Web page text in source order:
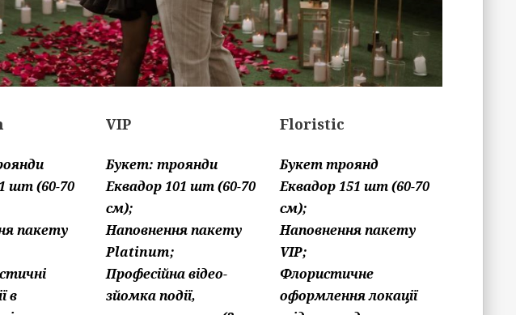
шт (60-70
пакету
в
VIP
Букет: троянди
Еквадор 101 шт (60-70
см);
Наповнення пакету
Platinum;
Професійна відео-
зйомка події,
Floristic
Букет троянд
Еквадор 151 шт (60-70
см);
Наповнення пакету
VIP;
Флористичне
оформлення локації